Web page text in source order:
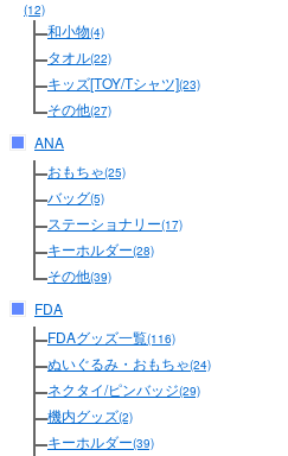
(12)
和小物(4)
タオル(22)
キッズ[TOY/Tシャツ](23)
その他(27)
ANA
おもちゃ(25)
バッグ(5)
ステーショナリー(17)
キーホルダー(28)
その他(39)
FDA
FDAグッズ一覧(116)
ぬいぐるみ・おもちゃ(24)
ネクタイ/ピンバッジ(29)
機内グッズ(2)
キーホルダー(39)